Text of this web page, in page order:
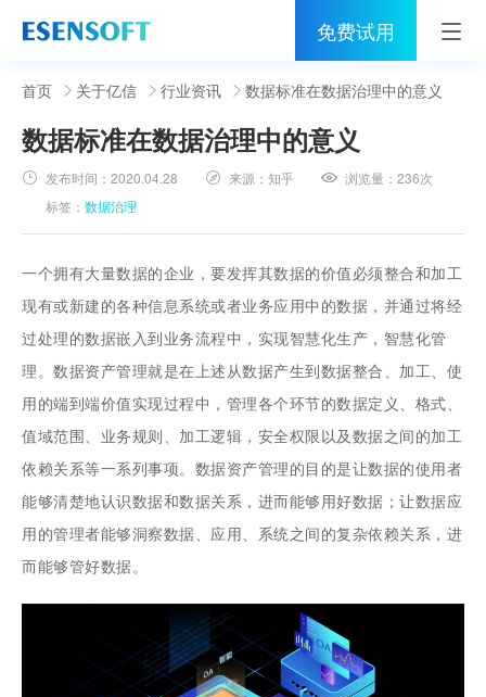
免费试用
首页
睿治
解决方案
伙伴
服务
社区
关于亿信
400-0011-866
首页 关于亿信 行业资讯 数据标准在数据治理中的意义
数据标准在数据治理中的意义
发布时间：2020.04.28 来源：知乎 浏览量：236次
标签：数据治理
一个拥有大量数据的企业，要发挥其数据的价值必须整合和加工
现有或新建的各种信息系统或者业务应用中的数据，并通过将经
过处理的数据嵌入到业务流程中，实现智慧化生产，智慧化管
理。数据资产管理就是在上述从数据产生到数据整合、加工、使
用的端到端价值实现过程中，管理各个环节的数据定义、格式、
值域范围、业务规则、加工逻辑，安全权限以及数据之间的加工
依赖关系等一系列事项。数据资产管理的目的是让数据的使用者
能够清楚地认识数据和数据关系，进而能够用好数据；让数据应
用的管理者能够洞察数据、应用、系统之间的复杂依赖关系，进
而能够管好数据。